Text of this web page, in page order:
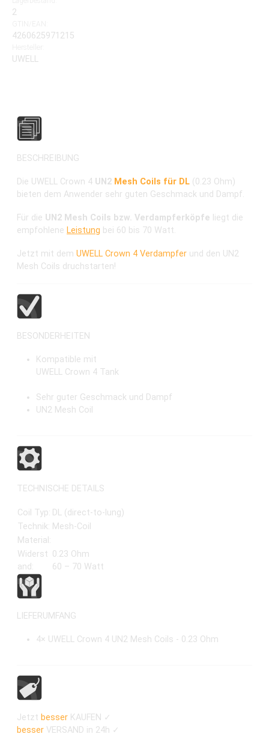
2
4260625971215
UWELL
BESCHREIBUNG
Die UWELL Crown 4 UN2 Mesh Coils für DL (0.23 Ohm)
bieten dem Anwender sehr guten Geschmack und Dampf.
Für die UN2 Mesh Coils bzw. Verdampferköpfe liegt die
empfohlene Leistung bei 60 bis 70 Watt.
Jetzt mit dem UWELL Crown 4 Verdampfer und den UN2
Mesh Coils druchstarten!
BESONDERHEITEN
Kompatible mit
UWELL Crown 4 Tank
Sehr guter Geschmack und Dampf
UN2 Mesh Coil
TECHNISCHE DETAILS
Coil Typ: DL (direct-to-lung)
Technik: Mesh-Coil
Material:
Widerst
and:
0.23 Ohm
60 – 70 Watt
LIEFERUMFANG
4× UWELL Crown 4 UN2 Mesh Coils - 0.23 Ohm
Jetzt besser KAUFEN ✓
besser VERSAND in 24h ✓